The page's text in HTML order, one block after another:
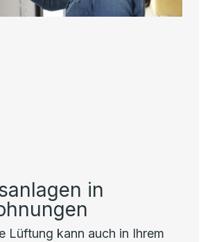
in
Lüftung kann auch in Ihrem